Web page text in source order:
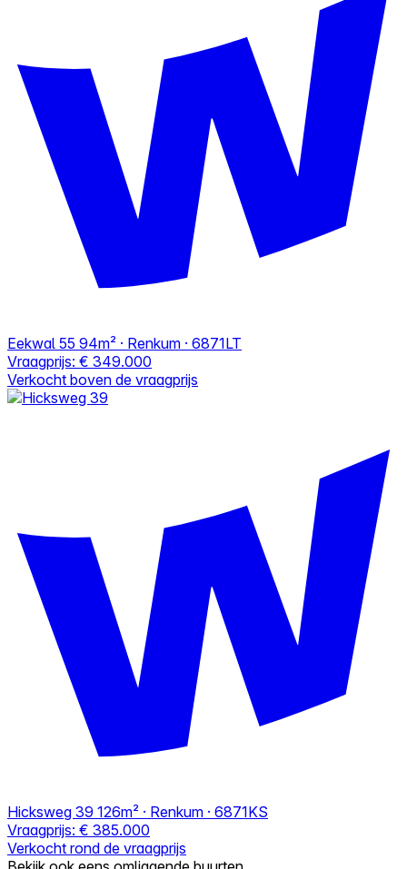
Eekwal 55 94m² · Renkum · 6871LT
Vraagprijs: € 349.000
Verkocht boven de vraagprijs
Hicksweg 39 126m² · Renkum · 6871KS
Vraagprijs: € 385.000
Verkocht rond de vraagprijs